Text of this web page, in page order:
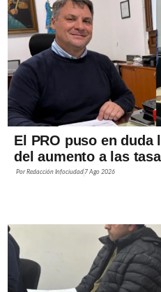
El PRO puso en duda
del aumento a las
PorRedacción Infociudad 7 Ago 2026